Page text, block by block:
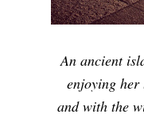
An ancient
enjoying her
and with the